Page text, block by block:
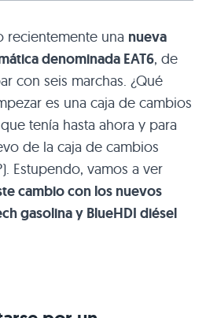
recientemente una nueva
denominada EAT6, de
con seis marchas. ¿Qué
es una caja de cambios
tenía hasta ahora y para
de la caja de cambios
Estupendo, vamos a ver
cambio con los nuevos
gasolina y BlueHDI diésel